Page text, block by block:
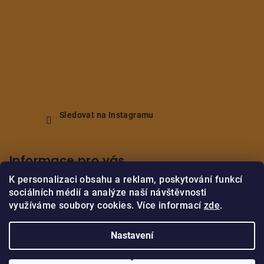
K personalizaci obsahu a reklam, poskytování funkcí
sociálních médií a analýze naší návštěvnosti
využíváme soubory cookies. Více informací zde.
Nastavení
Sledovat na Instagramu
Informace pro vás
Obchodní podmínky
Podmínky ochrany osobních údajů